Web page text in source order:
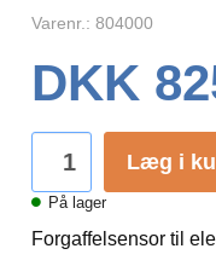
Varenr.: 804000
DKK
Læg i
På lager
Forgaffelsensor til